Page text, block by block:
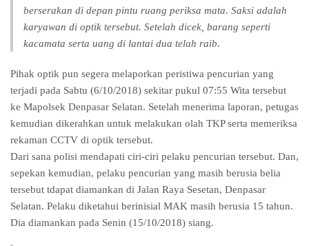
berserakan di depan pintu ruang periksa mata. Saksi adalah
karyawan di optik tersebut. Setelah dicek, barang seperti
kacamata serta uang di lantai dua telah raib.
Pihak optik pun segera melaporkan peristiwa pencurian yang
terjadi pada Sabtu (6/10/2018) sekitar pukul 07:55 Wita tersebut
ke Mapolsek Denpasar Selatan. Setelah menerima laporan, petugas
kemudian dikerahkan untuk melakukan olah TKP serta memeriksa
rekaman CCTV di optik tersebut.
Dari sana polisi mendapati ciri-ciri pelaku pencurian tersebut. Dan,
sepekan kemudian, pelaku pencurian yang masih berusia belia
tersebut tdapat diamankan di Jalan Raya Sesetan, Denpasar
Selatan. Pelaku diketahui berinisial MAK masih berusia 15 tahun.
Dia diamankan pada Senin (15/10/2018) siang.